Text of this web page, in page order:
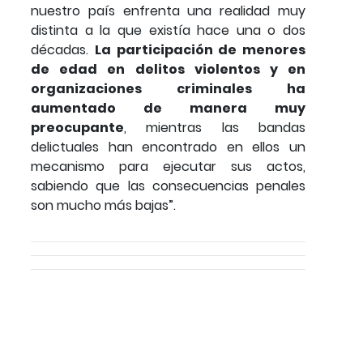
nuestro país enfrenta una realidad muy
distinta a la que existía hace una o dos
décadas. La participación de menores
de edad en delitos violentos y en
organizaciones criminales ha
aumentado de manera muy
preocupante, mientras las bandas
delictuales han encontrado en ellos un
mecanismo para ejecutar sus actos,
sabiendo que las consecuencias penales
son mucho más bajas”.